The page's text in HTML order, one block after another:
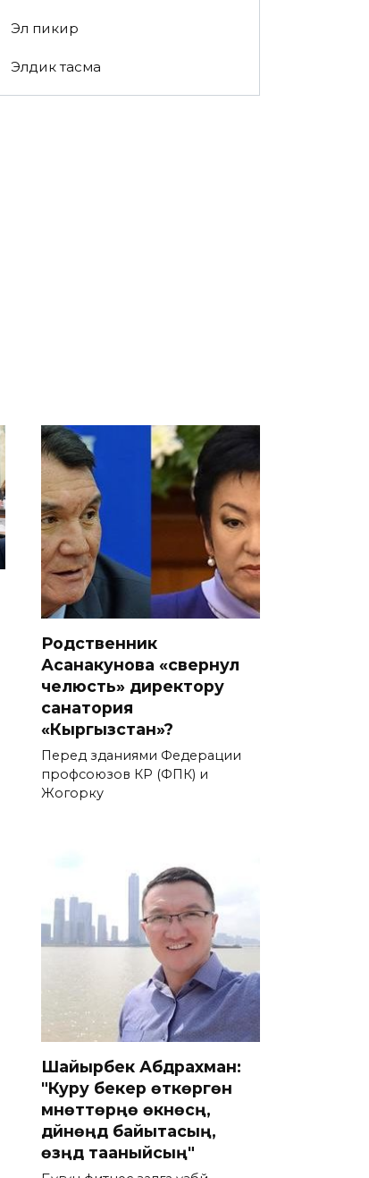
Эл пикир
Элдик тасма
Родственник
Асанакунова «свернул
челюсть» директору
санатория
«Кыргызстан»?
Перед зданиями Федерации
профсоюзов КР (ФПК) и
Жогорку
Шайырбек Абдрахман:
"Куру бекер өткөргөн
мүнөттөрүңө өкүнөсүң,
дүйнөңдү байытасың,
өзүңдү тааныйсың"